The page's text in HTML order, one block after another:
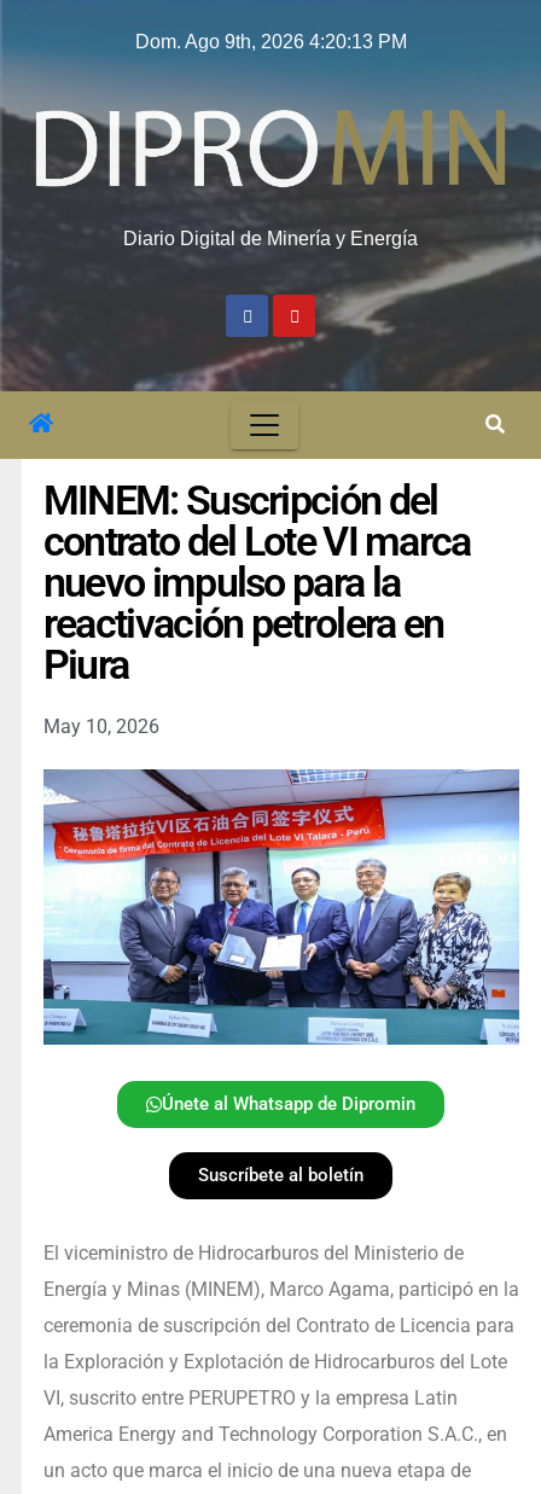
Dom. Ago 9th, 2026 4:20:14 PM
Diario Digital de Minería y Energía
MINEM: Suscripción del
contrato del Lote VI marca
nuevo impulso para la
reactivación petrolera en
Piura
May 10, 2026
Únete al Whatsapp de Dipromin
Suscríbete al boletín
El viceministro de Hidrocarburos del Ministerio de
Energía y Minas (MINEM), Marco Agama, participó en la
ceremonia de suscripción del Contrato de Licencia para
la Exploración y Explotación de Hidrocarburos del Lote
VI, suscrito entre PERUPETRO y la empresa Latin
America Energy and Technology Corporation S.A.C., en
un acto que marca el inicio de una nueva etapa de